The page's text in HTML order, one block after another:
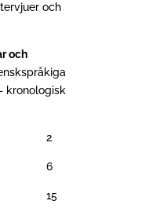
och
och
kronologisk
2
6
15